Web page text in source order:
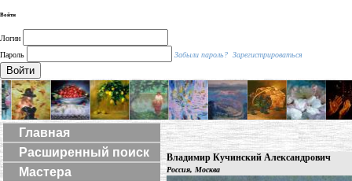
Войти
Логин
Пароль
Забыли пароль? Зарегистрироваться
Войти
Главная
Расширенный поиск
Мастера
Владимир Кучинский Александрович
Россия, Москва